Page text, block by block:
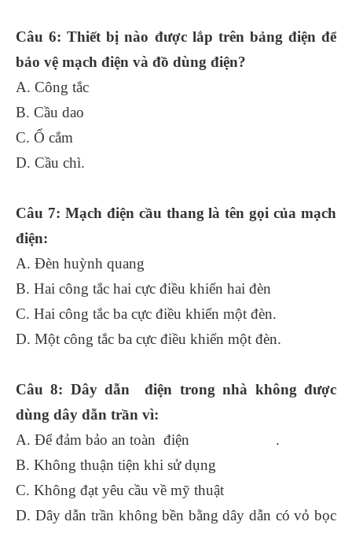
Câu 6: Thiết bị nào được lắp trên bảng điện để
bảo vệ mạch điện và đồ dùng điện?
A. Công tắc
B. Cầu dao
C. Ổ cắm
D. Cầu chì.
Câu 7: Mạch điện cầu thang là tên gọi của mạch
điện:
A. Đèn huỳnh quang
B. Hai công tắc hai cực điều khiển hai đèn
C. Hai công tắc ba cực điều khiển một đèn.
D. Một công tắc ba cực điều khiển một đèn.
Câu 8: Dây dẫn điện trong nhà không được
dùng dây dẫn trần vì:
A. Để đảm bảo an toàn điện .
B. Không thuận tiện khi sử dụng
C. Không đạt yêu cầu về mỹ thuật
D. Dây dẫn trần không bền bằng dây dẫn có vỏ bọc